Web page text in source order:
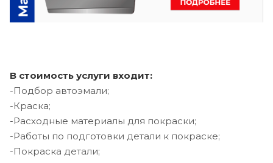
В стоимость услуги входит:
-Подбор автоэмали;
-Краска;
-Расходные материалы для покраски;
-Работы по подготовки детали к покраске;
-Покраска детали;